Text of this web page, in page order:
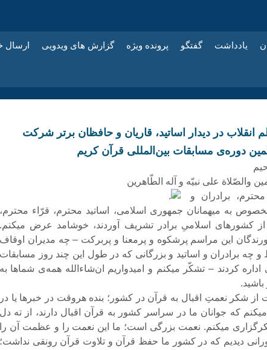
یادداشت گفتگو پرونده ویژه گزارش های ویدویی ارسال
انقلاب در دیدار اساتید، قاریان و حافظان برتر شرکت
دوره‌ى مسابقات بین‌المللى قرآن کریم‌
والصّلاة على نبیّه و آله الطّاهرین‌
برادران و
به میهمانان جمهورى اسلامى، اساتید محترم، قرّاء محترم،
کشورهاى اسلامىِ برادر تشریف آوردند، خوشامد عرض میکنم.
این مراسم پرشکوه و پرمعنا و پربرکت – چه مدیران اوقاف
چه برادران و اساتید و بزرگانى که در طول این چند روز مسابقات
اداره کردند – تشکّر میکنم و امیدواریم ان‌شاءالله همه‌ى شماها به
شکر نعمتِ اقبال به قرآن در کشور؛ بنده هروقت در خبرها یا در
که جوانان ما در سراسر کشور به قرآن اقبال دارند، از ته دل
میکنم. نعمت بزرگى است؛ ما این نعمت را و عظمت آن را
دیدیم که در کشور ما حفظ قرآن و تلاوت قرآن رونقى نداشت؛